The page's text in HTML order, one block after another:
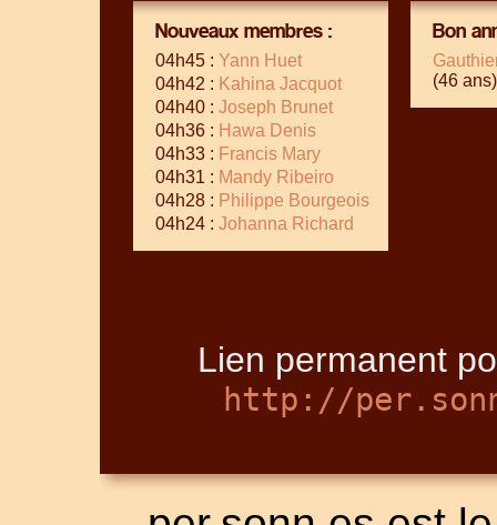
Nouveaux membres :
04h45 : Yann Huet
04h42 : Kahina Jacquot
04h40 : Joseph Brunet
04h36 : Hawa Denis
04h33 : Francis Mary
04h31 : Mandy Ribeiro
04h28 : Philippe Bourgeois
04h24 : Johanna Richard
Bon
(46 ans)
Lien permanent
http://